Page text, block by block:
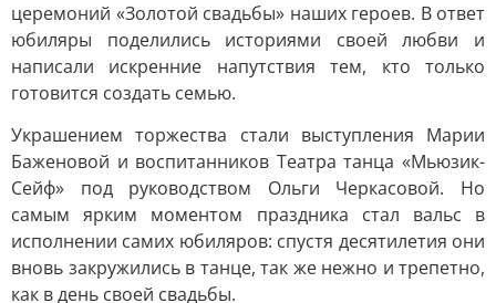
церемоний «Золотой свадьбы» наших героев. В ответ
юбиляры поделились историями своей любви и
написали искренние напутствия тем, кто только
готовится создать семью.
Украшением торжества стали выступления Марии
Баженовой и воспитанников Театра танца «Мьюзик-
Сейф» под руководством Ольги Черкасовой. Но
самым ярким моментом праздника стал вальс в
исполнении самих юбиляров: спустя десятилетия они
вновь закружились в танце, так же нежно и трепетно,
как в день своей свадьбы.